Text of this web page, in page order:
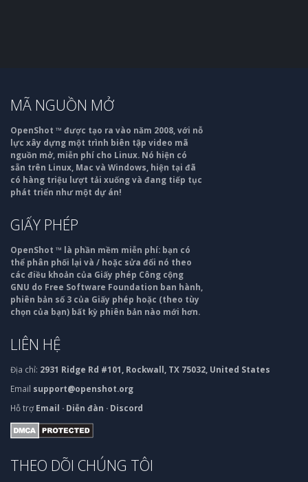
MÃ NGUỒN MỞ
OpenShot ™ được tạo ra vào năm 2008, với nỗ
lực xây dựng một trình biên tập video mã
nguồn mở, miễn phí cho Linux. Nó hiện có
sẵn trên Linux, Mac và Windows, hiện tại đã
có hàng triệu lượt tải xuống và đang tiếp tục
phát triển như một dự án!
GIẤY PHÉP
OpenShot ™ là phần mềm miễn phí: bạn có
thể phân phối lại và / hoặc sửa đổi nó theo
các điều khoản của Giấy phép Công cộng
GNU do Free Software Foundation ban hành,
phiên bản số 3 của Giấy phép hoặc (theo tùy
chọn của bạn) bất kỳ phiên bản nào mới hơn.
LIÊN HỆ
Địa chỉ: 2931 Ridge Rd #101, Rockwall, TX 75032, United States
Email support@openshot.org
Hỗ trợ Email · Diễn đàn · Discord
THEO DÕI CHÚNG TÔI